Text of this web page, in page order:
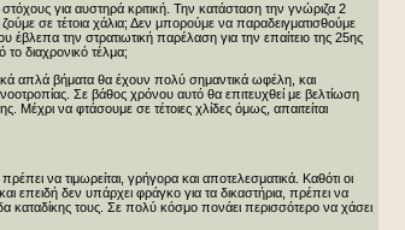
για αυστηρά κριτική. Την κατάσταση την γνώριζα 2
σε τέτοια χάλια; Δεν μπορούμε να παραδειγματισθούμε
την στρατιωτική παρέλαση για την επαίτειο της 25ης
διαχρονικό τέλμα;
απλά βήματα θα έχουν πολύ σημαντικά ωφέλη, και
Σε βάθος χρόνου αυτό θα επιτευχθεί με βελτίωση
να φτάσουμε σε τέτοιες χλίδες όμως, απαιτείται
να τιμωρείται, γρήγορα και αποτελεσματικά. Καθότι οι
επειδή δεν υπάρχει φράγκο για τα δικαστήρια, πρέπει να
καταδίκης τους. Σε πολύ κόσμο πονάει περισσότερο να χάσει